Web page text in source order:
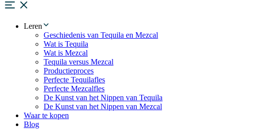
Leren
Geschiedenis van Tequila en Mezcal
Wat is Tequila
Wat is Mezcal
Tequila versus Mezcal
Productieproces
Perfecte Tequilafles
Perfecte Mezcalfles
De Kunst van het Nippen van Tequila
De Kunst van het Nippen van Mezcal
Waar te kopen
Blog